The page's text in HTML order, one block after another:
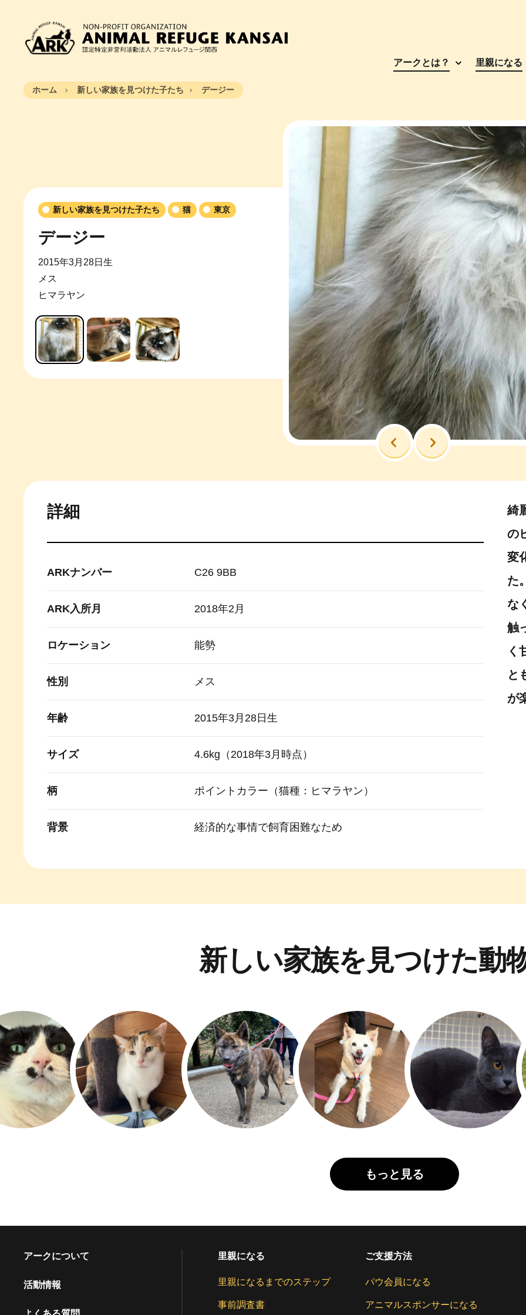
アークとは？ 里親になる
ホーム 新しい家族を見つけた子たち デージー
新しい家族を見つけた子たち 猫 東京
デージー
2015年3月28日生
メス
ヒマラヤン
前へ 次へ
詳細
ARKナンバー C26 9BB
ARK入所月 2018年2月
ロケーション 能勢
性別 メス
年齢 2015年3月28日生
サイズ 4.6kg（2018年3月時点）
柄 ポイントカラー（猫種：ヒマラヤン）
背景 経済的な事情で飼育困難なため
綺
の
変
た
な
触
く
と
が
新しい家族を見つけた動
もっと見る
アークについて
活動情報
里親になる
里親になるまでのステップ
事前調査書
ご支援方法
パウ会員になる
アニマルスポンサーになる